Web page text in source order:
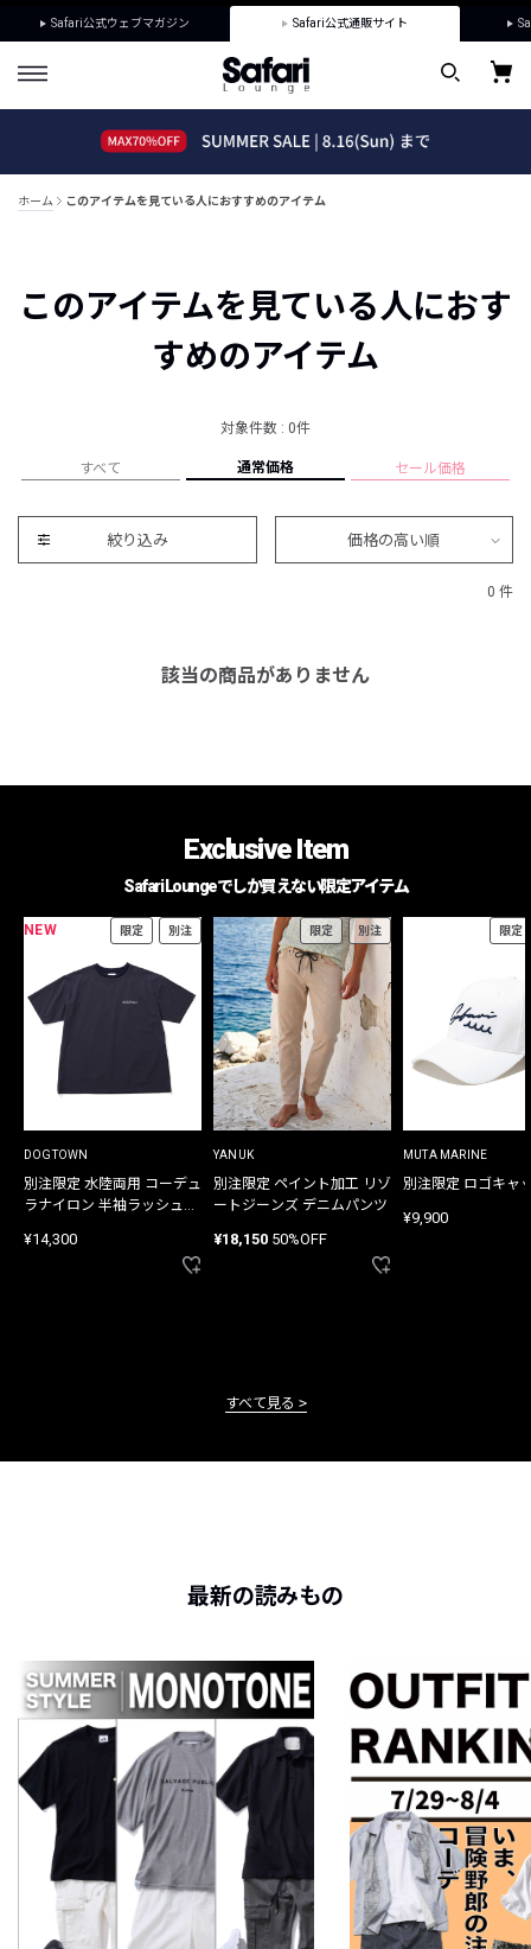
Safari公式ウェブマガジン Safari公式通販サイト
ホーム このアイテムを見ている人におすすめのアイテム
このアイテムを見ている人におす
すめのアイテム
対象件数 : 0件
すべて 通常価格 セール価格
絞り込み 価格の高い順
0 件
該当の商品がありません
Exclusive Item
Safari Loungeでしか買えない限定アイテム
NEW 限定 別注
DOGTOWN
別注限定 水陸両用 コーデュ
ラナイロン 半袖ラッシュガ
¥14,300
限定 別注
YANUK
別注限定 ペイント加工 リゾ
ートジーンズ デニムパンツ
¥18,150 50%OFF
限定
MUTA MARINE
別注限定 ロゴキャ
¥9,900
すべて見る
最新の読みもの